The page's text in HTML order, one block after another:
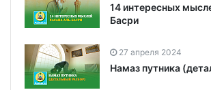
14 интересных
Басри
27 апреля 2024
Намаз путника